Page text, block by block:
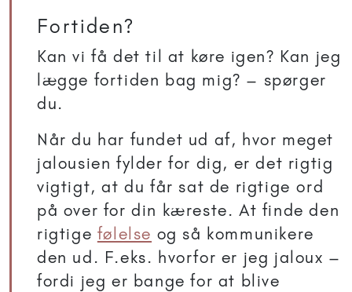
Fortiden?
Kan vi få det til at køre igen? Kan jeg
lægge fortiden bag mig? – spørger
du.
Når du har fundet ud af, hvor meget
jalousien fylder for dig, er det rigtig
vigtigt, at du får sat de rigtige ord
på over for din kæreste. At finde den
rigtige følelse og så kommunikere
den ud. F.eks. hvorfor er jeg jaloux –
fordi jeg er bange for at blive